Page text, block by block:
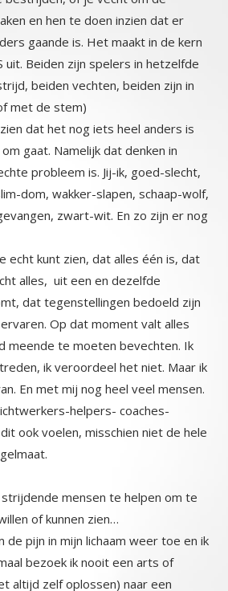
met de stem)
dat het nog iets heel anders is
om gaat. Namelijk dat denken in
probleem is. Jij-ik, goed-slecht,
dom, wakker-slapen, schaap-wolf,
zwart-wit. En zo zijn er nog
echt kunt zien, dat alles één is, dat
echt alles, uit een en dezelfde
dat tegenstellingen bedoeld zijn
ervaren. Op dat moment valt alles
meende te moeten bevechten. Ik
ik veroordeel het niet. Maar ik
En met mij nog heel veel mensen.
lichtwerkers-helpers- coaches-
ook voelen, misschien niet de hele
mensen te helpen om te
of kunnen zien…
de pijn in mijn lichaam weer toe en ik
bezoek ik nooit een arts of
het altijd zelf oplossen) naar een
constateerde hetzelfde als in de
teveel in, ik weet ook dat ik ook
transformeer, daar heb ik
veel ‘training’ in gekregen, en ook
en engelen. Ik weet dus hoe ik het
adviezen in (bij voorbaat dank)
dat het een dagelijkse ‘job’ is. De
voelen dat het niet mijn angst
angsten en woede van
het giftige energie. En dat het zich
spiertjes en gewrichtjes als
ook dat het de emoties van heel
dat ze soms ook heel oud waren. Ik
pijnen en verdriet bij
worden gewerkt. Om er
te doen. Ik ben stevig door haar
nog steeds bezig uit mijn lijf te
en mediteren helpt. Veel water